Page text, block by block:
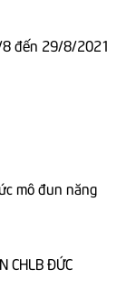
đến 29/8/2021
mô đun năng
CHLB ĐỨC